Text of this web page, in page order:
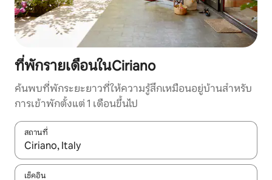
ที่พักรายเดือนในCiriano
ค้นพบที่พักระยะยาวที่ให้ความรู้สึกเหมือนอยู่บ้านสำหรับ
การเข้าพักตั้งแต่ 1 เดือนขึ้นไป
สถานที่
ใช้ลูกศรขึ้นลง หรือใช้การสัมผัสหรือปัด เพื่อสำรวจผลการค้นหา
เช็คอิน